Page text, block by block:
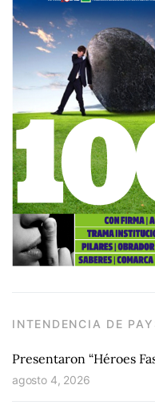
INTENDENCIA DE
Presentaron “Héroes
agosto 4, 2026